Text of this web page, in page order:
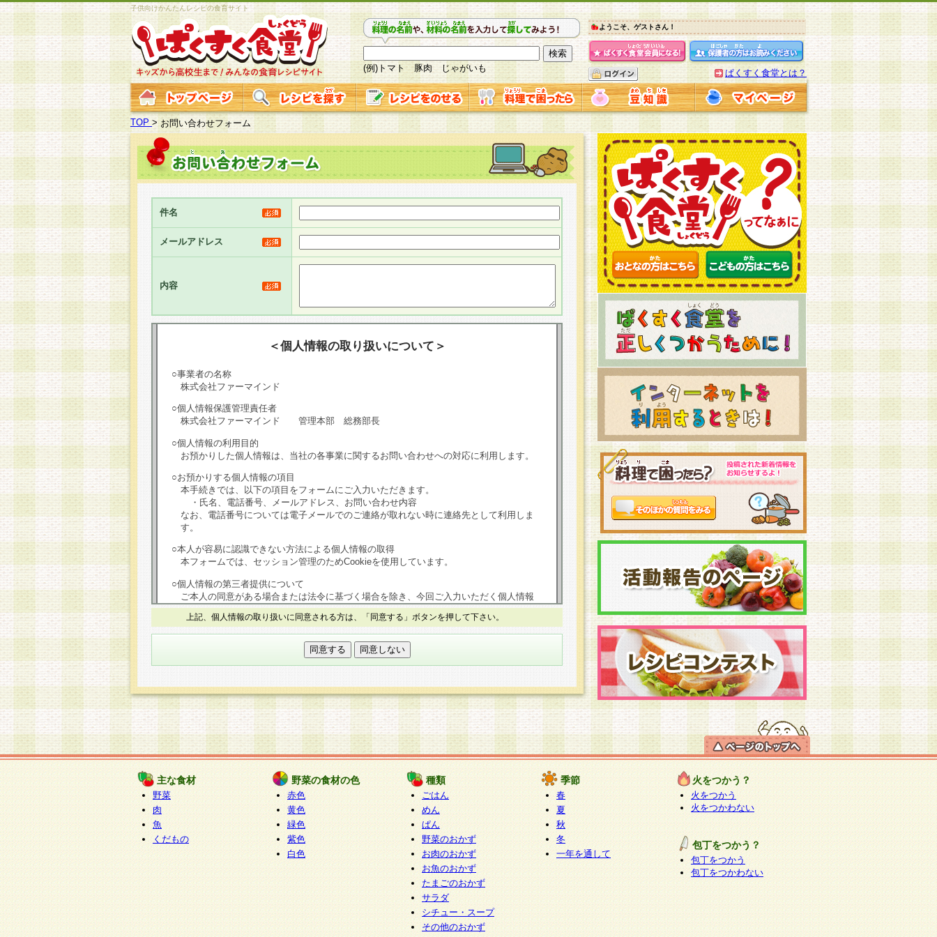
子供向けかんたんレシピの食育サイト
(例)トマト 豚肉 じゃがいも
ようこそ、ゲストさん！
ぱくすく食堂とは？
TOP >お問い合わせフォーム
件名
メールアドレス
内容
＜個人情報の取り扱いについて＞
○事業者の名称
株式会社ファーマインド
○個人情報保護管理責任者
株式会社ファーマインド 管理本部 総務部長
○個人情報の利用目的
お預かりした個人情報は、当社の各事業に関するお問い合わせへの対応に利用します。
○お預かりする個人情報の項目
本手続きでは、以下の項目をフォームにご入力いただきます。
・氏名、電話番号、メールアドレス、お問い合わせ内容
なお、電話番号については電子メールでのご連絡が取れない時に連絡先として利用しま
す。
○本人が容易に認識できない方法による個人情報の取得
本フォームでは、セッション管理のためCookieを使用しています。
○個人情報の第三者提供について
ご本人の同意がある場合または法令に基づく場合を除き、今回ご入力いただく個人情報
は第三者に提供しません。
個人情報の取り扱いを外部に委託する場合は、当社が規定する個人情報管理基準を満た
す企業を選定して委託を行い、適切な取り扱いが行われるよう監督します。
本人からの求めにより、当社が本件により取得した開示対象個人情報の利用目的の通
知・開示・内容の訂正・追加または削除・利用の停止・消去及び第三者への提供の禁止
（以下、総称して「開示等」といいます。）に応じます。
開示等に応じる窓口は以下になります。
ぱくすく食堂個人情報お客様相談窓口
paku-info@pakusuku.com
個人情報を与えることは任意ですが、個人情報の取扱いについて同意をいただけない場
合には、当社のサービスの提供、お客様からのお問い合わせ・ご相談への対応ができな
い場合がございますのでご了承ください。
上記、個人情報の取り扱いに同意される方は、「同意する」ボタンを押して下さい。
主な食材
野菜
肉
魚
くだもの
野菜の食材の色
赤色
黄色
緑色
紫色
白色
種類
ごはん
めん
ぱん
野菜のおかず
お肉のおかず
お魚のおかず
たまごのおかず
サラダ
シチュー・スープ
その他のおかず
季節
春
夏
秋
冬
一年を通して
火をつかう？
火をつかう
火をつかわない
包丁をつかう？
包丁をつかう
包丁をつかわない